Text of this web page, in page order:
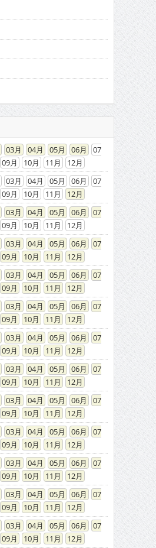
03 04 05 06
07
09 10 11
12
03 04 05 06
07
09 10 11
12
03 04 05 06
07
09 10 11
12
03 04 05 06
07
09 10 11
12
03 04 05 06
07
09 10 11
12
03 04 05 06
07
09 10 11
12
03 04 05 06
07
09 10 11
12
03 04 05 06
07
09 10 11
12
03 04 05 06
07
09 10 11
12
03 04 05 06
07
09 10 11
12
03 04 05 06
07
09 10 11
12
03 04 05 06
07
09 10 11
12
03 04 05 06
07
09 10 11
12